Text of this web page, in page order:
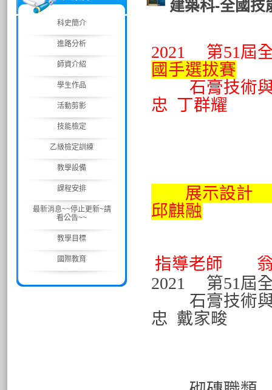
科史簡介
進路分析
師資介紹
學生作品
活動剪影
技能檢定
乙級檢定訓練
教學設備
課程安排
最新消息~~停止更新~請
看公告~~
教學目標
國際教育
建築科-全國技
2021 第51屆
國手選拔賽
石膏技術
忠 丁群耀
展示設計
邱麒融
指導老師 翁
2021 第51屆
石膏技術
忠 戴家畯